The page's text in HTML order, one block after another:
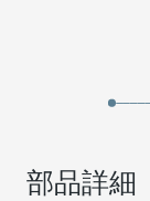
部品詳細